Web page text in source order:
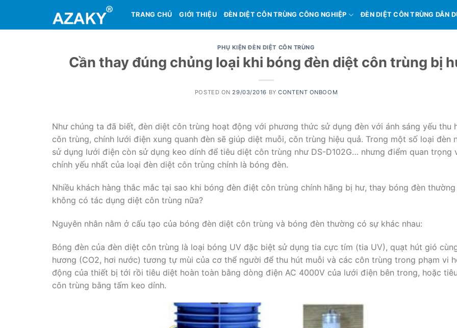
content
TRANG CHỦ GIỚI THIỆU ĐÈN DIỆT CÔN TRÙNG CÔNG NGHIỆP ĐÈN DIỆT CÔN TRÙNG DÂN
PHỤ KIỆN ĐÈN DIỆT CÔN TRÙNG
Cần thay đúng chủng loại khi bóng đèn diệt côn trùng bị
POSTED ON 29/03/2016 BYCONTENT ONBOOM
Như chúng ta đã biết, đèn diệt côn trùng hoạt động với phương thức sử dụng đèn với ánh sáng yếu thu
côn trùng, chính lưới điện xung quanh đèn sẽ giúp diệt muỗi, côn trùng hiệu quả. Trong một số loại đèn
sử dụng lưới điện còn sử dụng keo dính để tiêu diệt côn trùng như DS-D102G… nhưng điểm quan trọng
chính yếu nhất của loại đèn diệt côn trùng chính là bóng đèn.
Nhiều khách hàng thắc mắc tại sao khi bóng đèn điệt côn trùng chính hãng bị hư, thay bóng đèn
không có tác dụng diệt côn trùng nữa?
Nguyên nhân nằm ở cấu tạo của bóng đèn diệt côn trùng và bóng đèn thường có sự khác nhau:
Bóng đèn của đèn diệt côn trùng là loại bóng UV đặc biệt sử dụng tia cực tím (tia UV), quạt hút gió
hương (CO2, hơi nước) tương tự mùi của cơ thể người để thu hút muỗi và các côn trùng trong phạm vi
động của thiết bị tới rồi tiêu diệt hoàn toàn bằng dòng điện AC 4000V của lưới điện bên trong, hoặc
côn trùng bằng tấm keo dính.